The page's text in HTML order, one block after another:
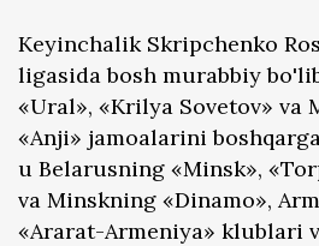
Keyinchalik Skripchenko
ligasida bosh murabbiy
«Ural», «Krilya Sovetov» va
«Anji» jamoalarini
u Belarusning «Minsk»,
va Minskning «Dinamo»,
«Ararat-Armeniya» klublari